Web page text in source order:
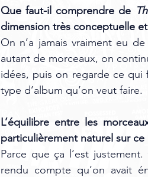
Que faut-il comprendre de
dimension très conceptuelle
On n’a jamais vraiment eu
autant de morceaux, on
idées, puis on regarde ce qui
type d’album qu’on veut faire.
L’équilibre entre les
particulièrement naturel sur ce
Parce que ça l’est
rendu compte qu’on avait